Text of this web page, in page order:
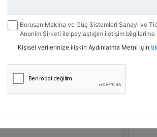
Ürün Grubu : Dizel Jeneratörler
Borusan Makina ve Güç Sistemleri Sanayi ve
Anonim Şirketi ile paylaştığım iletişim bilgilerime
ile ilgili mesaj gönderilmesine izin veriyorum.
Kişisel verilerinize ilişkin Aydınlatma Metni için